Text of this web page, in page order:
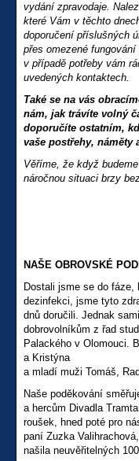
vydání zpravodaje.
které Vám v těchto
doporučení příslušných
přes omezené
v případě potřeby vám
uvedených kontaktech.
Také se na vás
nám, jak trávíte volný
doporučíte ostatním,
vaše postřehy, náměty
Věříme, že když
náročnou situaci brzy
NAŠE OBROVSKÉ
Dostali jsme se do
dezinfekci, jsme tyto
dnů doručili. Jednak
dobrovolníkům z řad
Palackého v Olomouci.
a Kristýna
a mladí muži Tomáš,
Naše poděkování
a hercům Divadla
roušek, hned poté pro
paní Zuzka
našila neuvěřitelných